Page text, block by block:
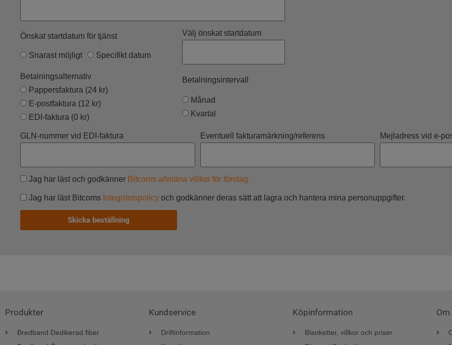
Önskat startdatum för tjänst
Snarast möjligt Specifikt datum
Välj önskat startdatum
Betalningsalternativ
Pappersfaktura (24 kr)
E-postfaktura (12 kr)
EDI-faktura (0 kr)
Betalningsintervall
Månad
Kvartal
GLN-nummer vid EDI-faktura Eventuell fakturamärkning/referens Mejladress vid e-
Jag har läst och godkänner Bitcoms allmäna villkor för företag.
Jag har läst Bitcoms Integritetspolicy och godkänner deras sätt att lagra och hantera mina personuppgifter.
Skicka beställning
Produkter
Bredband Dedikerad fiber
Kundservice
Driftinformation
Köpinformation
Blanketter, villkor och priser